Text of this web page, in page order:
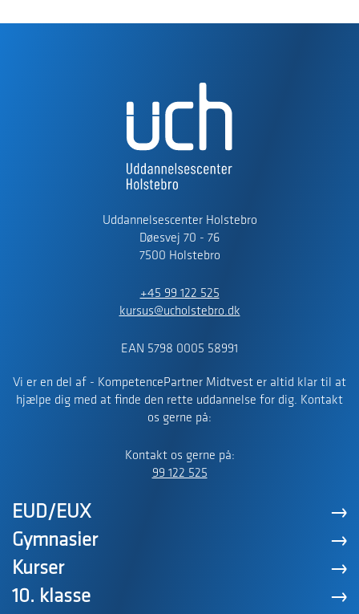
Uddannelsescenter Holstebro
Døesvej 70 - 76
7500 Holstebro
+45 99 122 525
kursus@ucholstebro.dk
EAN 5798 0005 58991
Vi er en del af - KompetencePartner Midtvest er altid klar til at
hjælpe dig med at finde den rette uddannelse for dig. Kontakt
os gerne på:
Kontakt os gerne på:
99 122 525
EUD/EUX
Gymnasier
Kurser
10. klasse